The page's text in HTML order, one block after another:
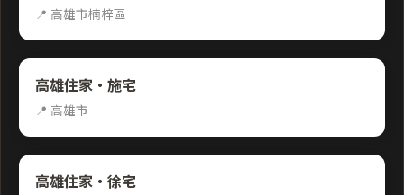
📍 高雄市楠梓區
高雄住家・施宅
📍 高雄市
高雄住家・徐宅